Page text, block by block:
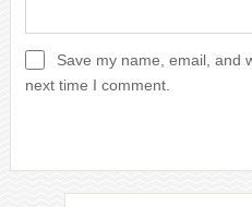
Save my name, email, and
next time I comment.